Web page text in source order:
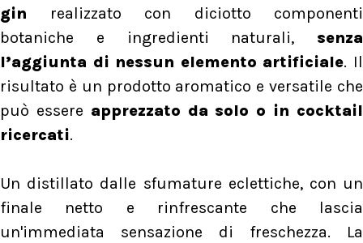
gin realizzato con diciotto componenti
botaniche e ingredienti naturali, senza
l’aggiunta di nessun elemento artificiale. Il
risultato è un prodotto aromatico e versatile che
può essere apprezzato da solo o in cocktail
ricercati.
Un distillato dalle sfumature eclettiche, con un
finale netto e rinfrescante che lascia
un'immediata sensazione di freschezza. La